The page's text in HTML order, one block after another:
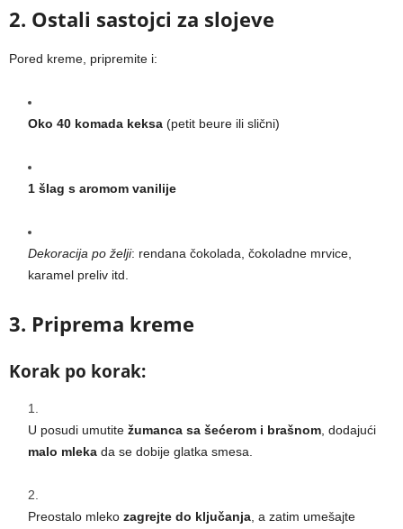
2. Ostali sastojci za slojeve
Pored kreme, pripremite i:
Oko 40 komada keksa (petit beure ili slični)
1 šlag s aromom vanilije
Dekoracija po želji: rendana čokolada, čokoladne mrvice,
karamel preliv itd.
3. Priprema kreme
Korak po korak:
U posudi umutite žumanca sa šećerom i brašnom , dodajući
malo mleka da se dobije glatka smesa.
Preostalo mleko zagrejte do ključanja , a zatim umešajte